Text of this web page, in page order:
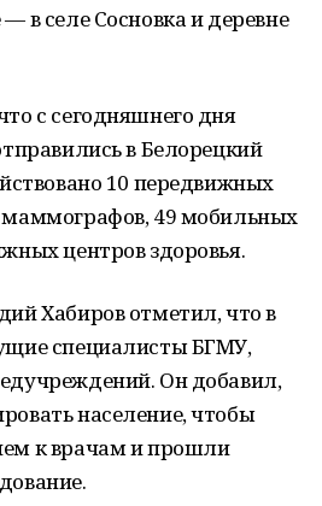
в селе Сосновка и деревне
с сегодняшнего дня
в Белорецкий
10 передвижных
49 мобильных
центров здоровья.
Хабиров отметил, что в
специалисты БГМУ,
Он добавил,
население, чтобы
к врачам и прошли